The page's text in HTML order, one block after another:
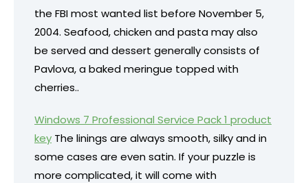
the FBI most wanted list before November 5,
2004. Seafood, chicken and pasta may also
be served and dessert generally consists of
Pavlova, a baked meringue topped with
cherries..
Windows 7 Professional Service Pack 1 product
key The linings are always smooth, silky and in
some cases are even satin. If your puzzle is
more complicated, it will come with